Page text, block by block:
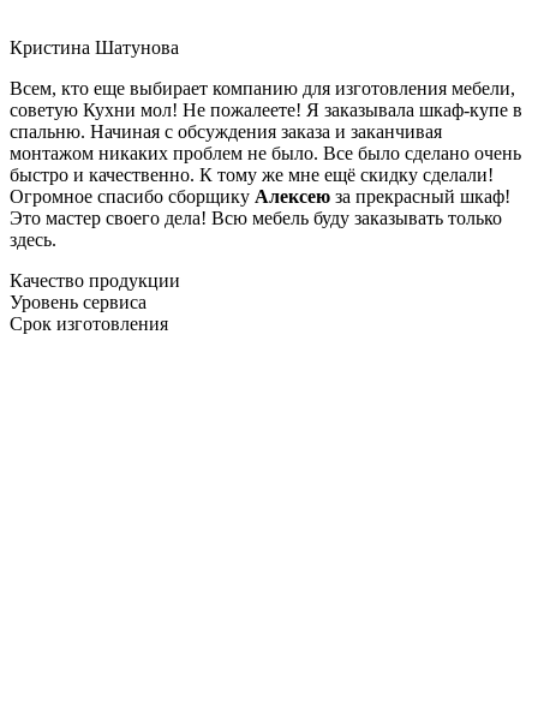
Кристина Шатунова
Всем, кто еще выбирает компанию для изготовления мебели,
советую Кухни мол! Не пожалеете! Я заказывала шкаф-купе в
спальню. Начиная с обсуждения заказа и заканчивая
монтажом никаких проблем не было. Все было сделано очень
быстро и качественно. К тому же мне ещё скидку сделали!
Огромное спасибо сборщику Алексею за прекрасный шкаф!
Это мастер своего дела! Всю мебель буду заказывать только
здесь.
Качество продукции
Уровень сервиса
Срок изготовления